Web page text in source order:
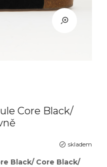
Core Black/
skladem
Black/ Core Black/